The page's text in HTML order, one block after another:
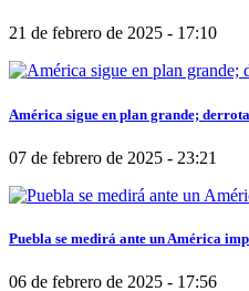
21 de febrero de 2025 - 17:10
América sigue en plan grande;
07 de febrero de 2025 - 23:21
Puebla se medirá ante un América
06 de febrero de 2025 - 17:56